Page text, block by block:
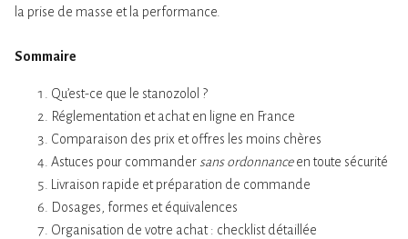
la prise de masse et la performance.
Sommaire
Qu’est-ce que le stanozolol ?
Réglementation et achat en ligne en France
Comparaison des prix et offres les moins chères
Astuces pour commander sans ordonnanceen toute sécurité
Livraison rapide et préparation de commande
Dosages, formes et équivalences
Organisation de votre achat : checklist détaillée